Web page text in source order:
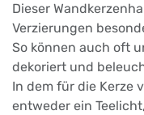
Dieser
Verzierungen
So können auch oft
dekoriert und
In dem für die Kerze
entweder ein